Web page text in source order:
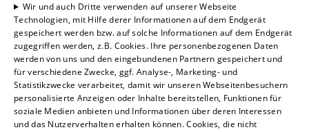
Unternehmen
Kontakt
Wir und auch Dritte verwenden auf unserer Webseite
Technologien, mit Hilfe derer Informationen auf dem Endgerät
gespeichert werden bzw. auf solche Informationen auf dem Endgerät
zugegriffen werden, z.B. Cookies. Ihre personenbezogenen Daten
werden von uns und den eingebundenen Partnern gespeichert und
für verschiedene Zwecke, ggf. Analyse-, Marketing- und
Statistikzwecke verarbeitet, damit wir unseren Webseitenbesuchern
personalisierte Anzeigen oder Inhalte bereitstellen, Funktionen für
soziale Medien anbieten und Informationen über deren Interessen
und das Nutzerverhalten erhalten können. Cookies, die nicht